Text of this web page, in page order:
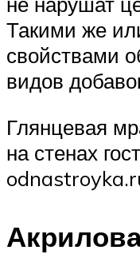
Такими же
свойствами
видов
Глянцевая
на стенах